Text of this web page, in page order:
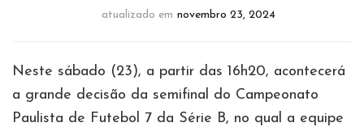
atualizado em novembro 23, 2024
Neste sábado (23), a partir das 16h20, acontecerá
a grande decisão da semifinal do Campeonato
Paulista de Futebol 7 da Série B, no qual a equipe